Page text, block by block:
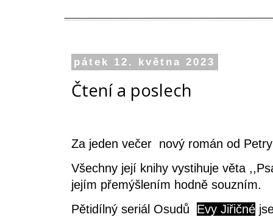
pátek 12. května 2023
Čtení a poslech
Za jeden večer nový román od
Všechny její knihy vystihuje věta
jejím přemýšlením hodně souzním.
Pětidílný seriál Osudů Evy Jiřičné